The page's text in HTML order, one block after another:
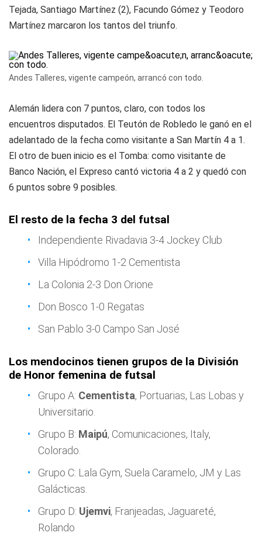
Tejada, Santiago Martínez (2), Facundo Gómez y Teodoro
Martínez marcaron los tantos del triunfo.
Andes Talleres, vigente campeón, arrancó con todo.
Alemán lidera con 7 puntos, claro, con todos los
encuentros disputados. El Teutón de Robledo le ganó en el
adelantado de la fecha como visitante a San Martín 4 a 1.
El otro de buen inicio es el Tomba: como visitante de
Banco Nación, el Expreso cantó victoria 4 a 2 y quedó con
6 puntos sobre 9 posibles.
El resto de la fecha 3 del futsal
Independiente Rivadavia 3-4 Jockey Club
Villa Hipódromo 1-2 Cementista
La Colonia 2-3 Don Orione
Don Bosco 1-0 Regatas
San Pablo 3-0 Campo San José
Los mendocinos tienen grupos de la División
de Honor femenina de futsal
Grupo A: Cementista, Portuarias, Las Lobas y
Universitario.
Grupo B: Maipú, Comunicaciones, Italy,
Colorado.
Grupo C: Lala Gym, Suela Caramelo, JM y Las
Galácticas.
Grupo D: Ujemvi, Franjeadas, Jaguareté,
Rolando